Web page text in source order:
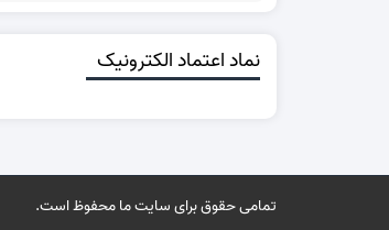
نماد اعتماد الکترونیک
تمامی حقوق برای سایت ما محفوظ است.